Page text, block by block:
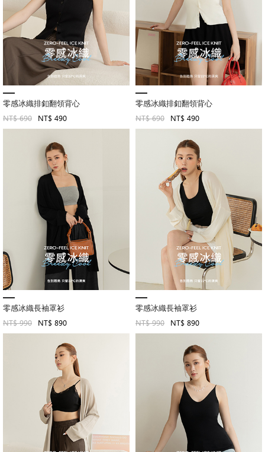
零感冰織排釦翻領背心
NT$ 690 NT$ 490
零感冰織排釦翻領背心
NT$ 690 NT$ 490
零感冰織長袖罩衫
NT$ 990 NT$ 890
零感冰織長袖罩衫
NT$ 990 NT$ 890